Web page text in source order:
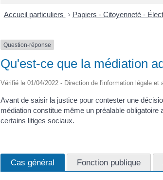
Accueil particuliers > Papiers - Citoyenneté -
Question-réponse
Qu'est-ce que la médiation
Vérifié le 01/04/2022 - Direction de l'information légale et
Avant de saisir la justice pour contester une
médiation constitue même un préalable
certains litiges sociaux.
Cas général Fonction publique